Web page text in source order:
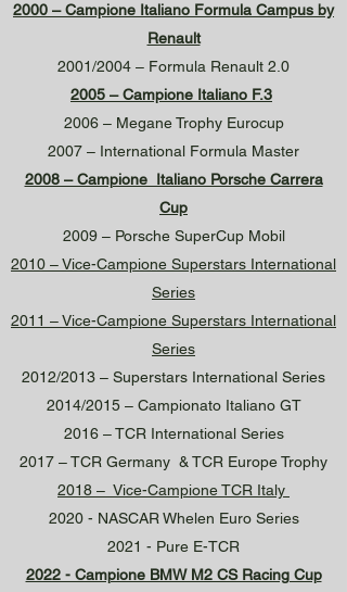
2000 – Campione Italiano Formula Campus by
Renault
2001/2004 – Formula Renault 2.0
2005 – Campione Italiano F.3
2006 – Megane Trophy Eurocup
2007 – International Formula Master
2008 – Campione Italiano Porsche Carrera
Cup
2009 – Porsche SuperCup Mobil
2010 – Vice-Campione Superstars International
Series
2011 – Vice-Campione Superstars International
Series
2012/2013 – Superstars International Series
2014/2015 – Campionato Italiano GT
2016 – TCR International Series
2017 – TCR Germany & TCR Europe Trophy
2018 – Vice-Campione TCR Italy
2020 - NASCAR Whelen Euro Series
2021 - Pure E-TCR
2022 - Campione BMW M2 CS Racing Cup